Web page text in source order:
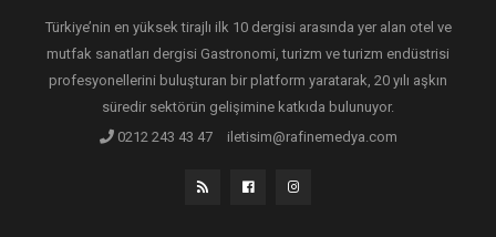
Türkiye’nin en yüksek tirajlı ilk 10 dergisi arasında yer alan otel ve
mutfak sanatları dergisi Gastronomi, turizm ve turizm endüstrisi
profesyonellerini buluşturan bir platform yaratarak, 20 yılı aşkın
süredir sektörün gelişimine katkıda bulunuyor.
0212 243 43 47
iletisim@rafinemedya.com